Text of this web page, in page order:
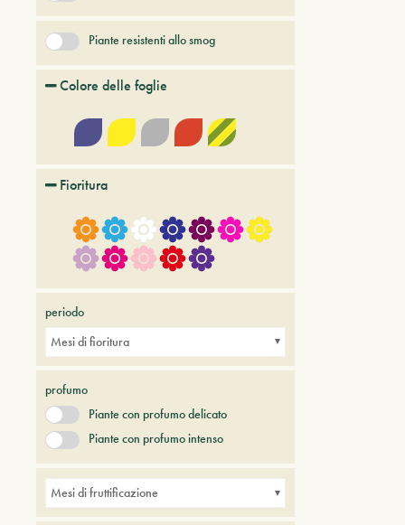
Piante resistenti allo smog
Colore delle foglie
Fioritura
periodo
Mesi di fioritura
profumo
Piante con profumo delicato
Piante con profumo intenso
Mesi di fruttificazione